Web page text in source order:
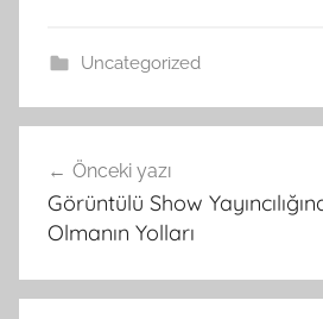
Uncategorized
gezinmesi
Önceki yazı
Görüntülü Show
Olmanın Yolları